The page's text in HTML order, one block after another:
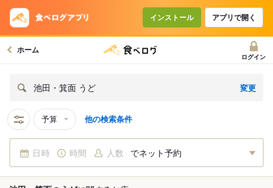
インストール アプリで開く
ホーム
ログイン
池田・箕面 うど 変更
予算 他の検索条件
日時 時間 人数 でネット予約